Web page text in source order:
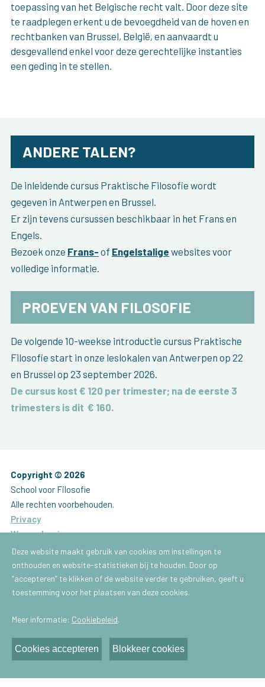
toepassing van het Belgische recht valt. Door deze site
te raadplegen erkent u de bevoegdheid van de hoven en
rechtbanken van Brussel, België, en aanvaardt u
desgevallend enkel voor deze gerechtelijke instanties
een geding in te stellen.
ANDERE TALEN?
De inleidende cursus Praktische Filosofie wordt
gegeven in Antwerpen en Brussel.
Er zijn tevens cursussen beschikbaar in het Frans en
Engels.
Bezoek onze Frans- of Engelstalige websites voor
volledige informatie.
PROEVEN VAN FILOSOFIE
De volgende 10-weekse introductie cursus Praktische
Filosofie start in onze leslokalen van Antwerpen op 22
en Brussel op 23 september 2026.
De cursus kost € 120 per trimester; na de eerste 3
trimesters is dit € 160.
Copyright © 2026
School voor Filosofie
Alle rechten voorbehouden.
Privacy
Waarschuwing
Website byBrainlane
Brussel
School voor Filosofie
1050 - Brussel
Antwerpen
School voor Filosofie
Deze website maakt gebruik van cookies om instellingen te
onthouden en website-statistieken bij te houden. Door op
“accepteren” te klikken of de website verder te gebruiken, geeft u
toestemming voor het plaatsen van deze cookies.
Meer informatie: Cookiebeleid.
Cookies accepteren Blokkeer cookies